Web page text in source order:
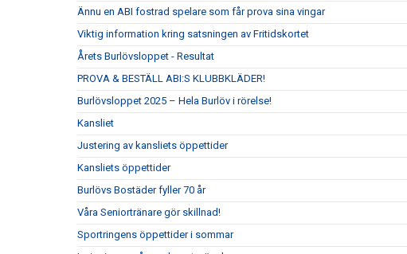
Ännu en ABI fostrad spelare som får prova sina vingar
Viktig information kring satsningen av Fritidskortet
Årets Burlövsloppet - Resultat
PROVA & BESTÄLL ABI:S KLUBBKLÄDER!
Burlövsloppet 2025 – Hela Burlöv i rörelse!
Kansliet
Justering av kansliets öppettider
Kansliets öppettider
Burlövs Bostäder fyller 70 år
Våra Seniortränare gör skillnad!
Sportringens öppettider i sommar